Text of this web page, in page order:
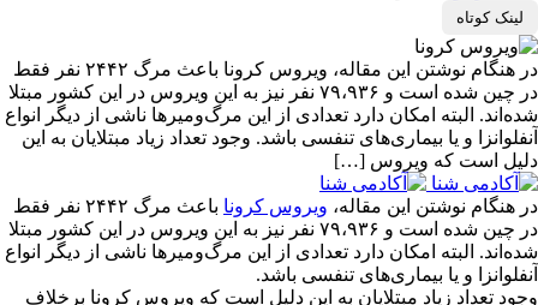
لینک کوتاه
در هنگام نوشتن این مقاله، ویروس کرونا باعث مرگ ۲۴۴۲ نفر فقط
در چین شده است و ۷۹،۹۳۶ نفر نیز به این ویروس در این کشور مبتلا
شده‌اند. البته امکان دارد تعدادی از این مرگ‌ومیرها ناشی از دیگر انواع
آنفلوانزا و یا بیماری‌های تنفسی باشد. وجود تعداد زیاد مبتلایان به این
دلیل است که ویروس […]
در هنگام نوشتن این مقاله، ویروس کرونا
باعث مرگ ۲۴۴۲ نفر فقط
در چین شده است و ۷۹،۹۳۶ نفر نیز به این ویروس در این کشور مبتلا
شده‌اند. البته امکان دارد تعدادی از این مرگ‌ومیرها ناشی از دیگر انواع
آنفلوانزا و یا بیماری‌های تنفسی باشد.
وجود تعداد زیاد مبتلایان به این دلیل است که ویروس کرونا برخلاف